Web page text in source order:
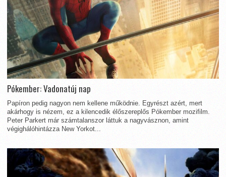
Pókember: Vadonatúj nap
Papíron pedig nagyon nem kellene működnie. Egyrészt azért, mert
akárhogy is nézem, ez a kilencedik élőszereplős Pókember mozifilm.
Peter Parkert már számtalanszor láttuk a nagyvásznon, amint
végighálóhintázza New Yorkot...